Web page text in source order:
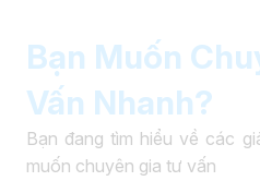
Bạn Muốn
Vấn Nhanh?
Bạn đang tìm hiểu về các
muốn chuyên gia tư vấn